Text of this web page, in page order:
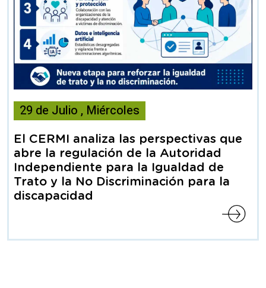
noticia
Articulo
29 de Julio , Miércoles
El CERMI analiza las perspectivas que
abre la regulación de la Autoridad
Independiente para la Igualdad de
Trato y la No Discriminación para la
discapacidad